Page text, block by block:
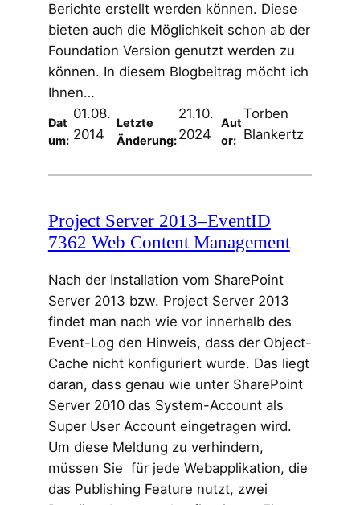
Berichte erstellt werden können. Diese
bieten auch die Möglichkeit schon ab der
Foundation Version genutzt werden zu
können. In diesem Blogbeitrag möcht ich
Ihnen…
Dat
um:
01.08.
2014
Letzte
Änderung:
21.10.
2024
Aut
or:
Torben
Blankertz
Project Server 2013–EventID
7362 Web Content Management
Nach der Installation vom SharePoint
Server 2013 bzw. Project Server 2013
findet man nach wie vor innerhalb des
Event-Log den Hinweis, dass der Object-
Cache nicht konfiguriert wurde. Das liegt
daran, dass genau wie unter SharePoint
Server 2010 das System-Account als
Super User Account eingetragen wird.
Um diese Meldung zu verhindern,
müssen Sie für jede Webapplikation, die
das Publishing Feature nutzt, zwei